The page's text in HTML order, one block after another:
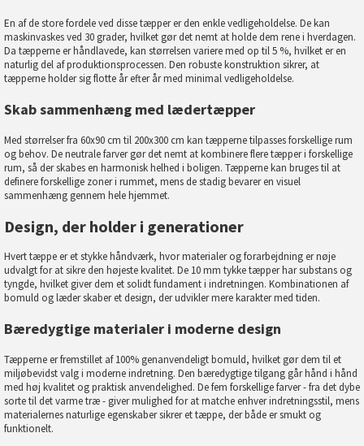
En af de store fordele ved disse tæpper er den enkle vedligeholdelse. De kan
maskinvaskes ved 30 grader, hvilket gør det nemt at holde dem rene i hverdagen.
Da tæpperne er håndlavede, kan størrelsen variere med op til 5 %, hvilket er en
naturlig del af produktionsprocessen. Den robuste konstruktion sikrer, at
tæpperne holder sig flotte år efter år med minimal vedligeholdelse.
Skab sammenhæng med lædertæpper
Med størrelser fra 60x90 cm til 200x300 cm kan tæpperne tilpasses forskellige rum
og behov. De neutrale farver gør det nemt at kombinere flere tæpper i forskellige
rum, så der skabes en harmonisk helhed i boligen. Tæpperne kan bruges til at
definere forskellige zoner i rummet, mens de stadig bevarer en visuel
sammenhæng gennem hele hjemmet.
Design, der holder i generationer
Hvert tæppe er et stykke håndværk, hvor materialer og forarbejdning er nøje
udvalgt for at sikre den højeste kvalitet. De 10 mm tykke tæpper har substans og
tyngde, hvilket giver dem et solidt fundament i indretningen. Kombinationen af
bomuld og læder skaber et design, der udvikler mere karakter med tiden.
Bæredygtige materialer i moderne design
Tæpperne er fremstillet af 100% genanvendeligt bomuld, hvilket gør dem til et
miljøbevidst valg i moderne indretning. Den bæredygtige tilgang går hånd i hånd
med høj kvalitet og praktisk anvendelighed. De fem forskellige farver - fra det dybe
sorte til det varme træ - giver mulighed for at matche enhver indretningsstil, mens
materialernes naturlige egenskaber sikrer et tæppe, der både er smukt og
funktionelt.